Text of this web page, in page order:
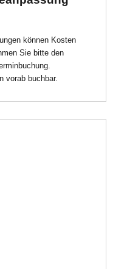
können Kosten
Sie bitte den
vorab buchbar.